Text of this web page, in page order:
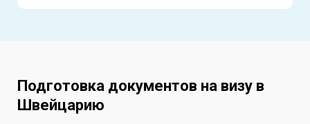
Подготовка документов на визу в
Швейцарию